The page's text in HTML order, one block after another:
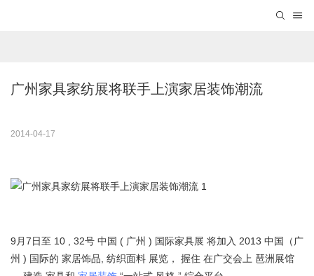
广州家具家纺展将联手上演家居装饰潮流
2014-04-17
9月7日至 10 , 32号 中国 ( 广州 ) 国际家具展 将加入 2013 中国（广
州 ) 国际的 家居饰品, 纺织面料 展览， 握住 在广交会上 琶洲展馆